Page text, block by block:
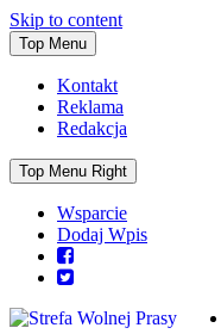
Skip to content
Top Menu
Kontakt
Reklama
Redakcja
Top Menu Right
Wsparcie
Dodaj Wpis